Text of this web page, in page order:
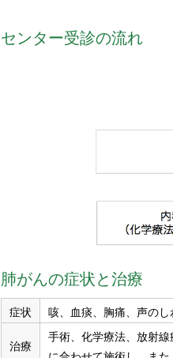
センター受診の流れ
肺がんの症状と治療
症状 咳、血痰、胸痛、声の
治療
手術、化学療法、放射